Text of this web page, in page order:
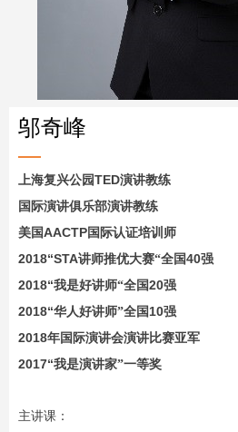
邬奇峰
上海复兴公园TED演讲教练
国际演讲俱乐部演讲教练
美国AACTP国际认证培训师
2018“STA讲师推优大赛“全国40强
2018“我是好讲师“全国20强
2018“华人好讲师”全国 10强
2018年国际演讲会演讲比赛亚军
2017“我是演讲家”一等奖
主讲课：